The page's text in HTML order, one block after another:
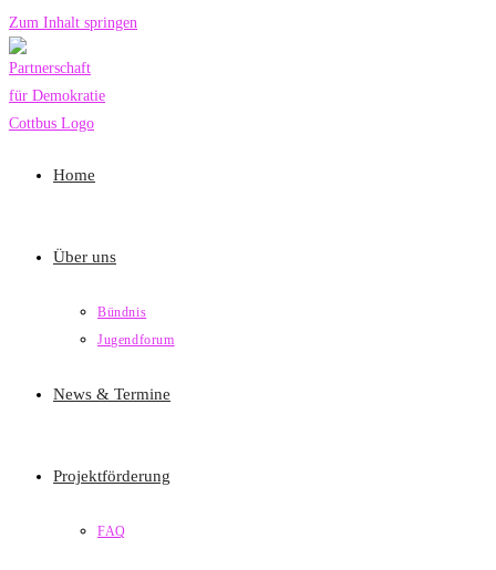
Zum Inhalt springen
Home
Über uns
Bündnis
Jugendforum
News & Termine
Projektförderung
FAQ